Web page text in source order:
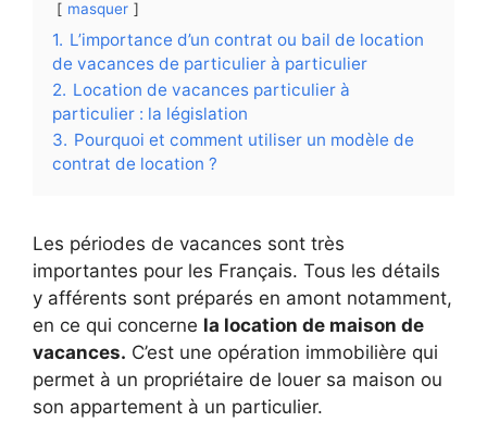
masquer
1. L’importance d’un contrat ou bail de location
de vacances de particulier à particulier
2. Location de vacances particulier à
particulier : la législation
3. Pourquoi et comment utiliser un modèle de
contrat de location ?
Les périodes de vacances sont très
importantes pour les Français. Tous les détails
y afférents sont préparés en amont notamment,
en ce qui concerne la location de maison de
vacances. C’est une opération immobilière qui
permet à un propriétaire de louer sa maison ou
son appartement à un particulier.